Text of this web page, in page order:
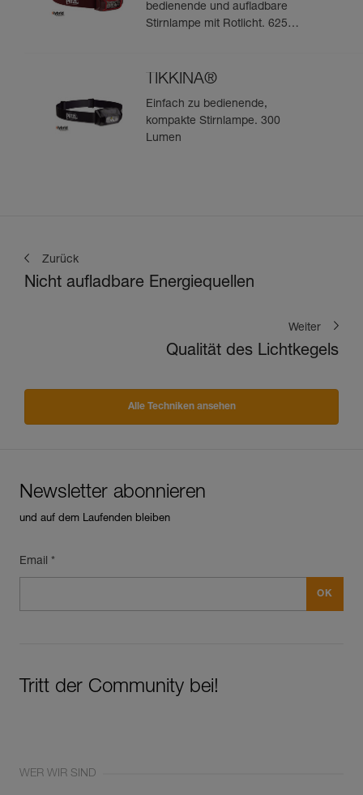
bedienende und aufladbare
Stirnlampe mit Rotlicht. 625
TIKKINA®
Einfach zu bedienende,
kompakte Stirnlampe. 300
Lumen
Zurück
Nicht aufladbare Energiequellen
Weiter
Qualität des Lichtkegels
Alle Techniken ansehen
Newsletter abonnieren
und auf dem Laufenden bleiben
Email *
Tritt der Community bei!
WER WIR SIND